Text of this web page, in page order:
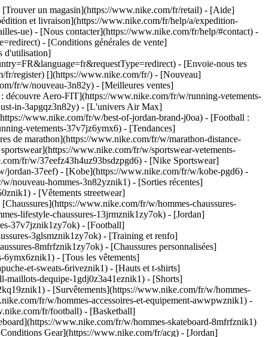
[Trouver un magasin](https://www.nike.com/fr/retail) - [Aide]
et livraison](https://www.nike.com/fr/help/a/expedition-
ue) - [Nous contacter](https://www.nike.com/fr/help/#contact) -
- [Conditions générales de vente]
d'utilisation]
- [Envoie-nous tes
fr/register) [](https://www.nike.com/fr/) - [Nouveau]
fr/w/nouveau-3n82y) - [Meilleures ventes]
Aero-FIT](https://www.nike.com/fr/w/running-vetements-
in-3apgqz3n82y) - [L'univers Air Max]
www.nike.com/fr/w/best-of-jordan-brand-j0oa) - [Football :
vetements-37v7jz6ymx6) - [Tendances]
de marathon](https://www.nike.com/fr/w/marathon-distance-
www.nike.com/fr/w/sportswear-vetements-
fr/w/37eefz43h4uz93bsdzpgd6) - [Nike Sportswear]
37eef) - [Kobe](https://www.nike.com/fr/w/kobe-pgd6) -
nouveau-hommes-3n82yznik1) - [Sorties récentes]
- [Vêtements streetwear]
[Chaussures](https://www.nike.com/fr/w/hommes-chaussures-
lifestyle-chaussures-13jrmznik1zy7ok) - [Jordan]
37v7jznik1zy7ok) - [Football]
3glsmznik1zy7ok) - [Training et renfo]
8mfrfznik1zy7ok) - [Chaussures personnalisées]
- [Tous les vêtements]
et-sweats-6riveznik1) - [Hauts et t-shirts]
maillots-dequipe-1gdj0z3a41eznik1) - [Shorts]
- [Survêtements](https://www.nike.com/fr/w/hommes-
fr/w/hommes-accessoires-et-equipement-awwpwznik1) -
fr/football) - [Basketball]
www.nike.com/fr/w/hommes-skateboard-8mfrfznik1)
Gear](https://www.nike.com/fr/acg) - [Jordan]